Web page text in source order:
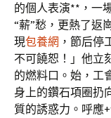
的個人表演**，一
“薪”愁，更熱了返
現包養網 ，節后停
不可饒恕！」他立
的燃料口。始，工
身上的鑽石項圈扔
質的誘惑力。呼應